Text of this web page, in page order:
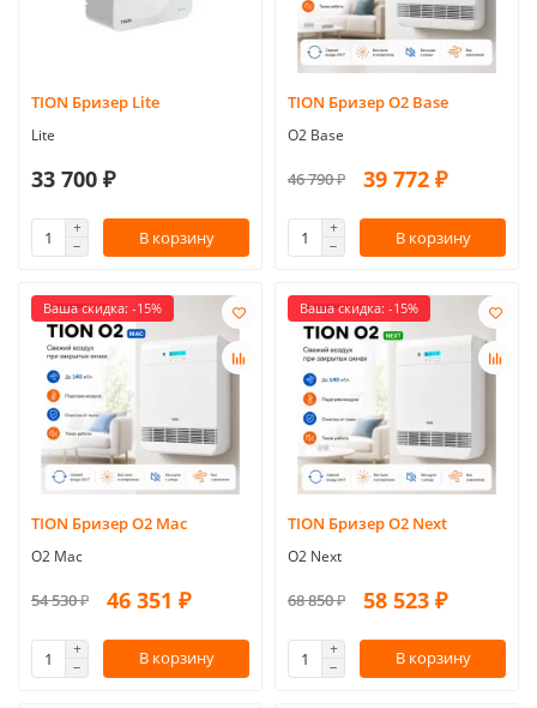
TION Бризер Lite
Lite
33 700 ₽
В корзину
TION Бризер O2 Base
O2 Base
46 790 ₽ 39 772 ₽
В корзину
Ваша скидка: -15%
TION Бризер O2 Mac
O2 Mac
54 530 ₽ 46 351 ₽
В корзину
Ваша скидка: -15%
TION Бризер O2 Next
O2 Next
68 850 ₽ 58 523 ₽
В корзину